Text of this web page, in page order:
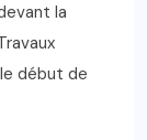
la
début de